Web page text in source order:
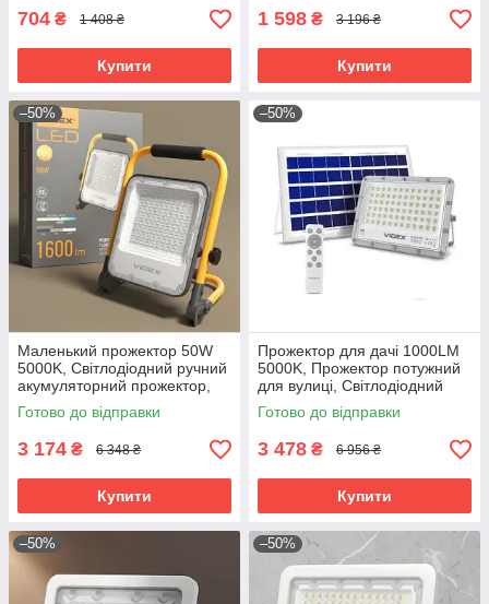
704 ₴ 1 408 ₴
Купити
1 598 ₴ 3 196 ₴
Купити
–50%
Маленький прожектор 50W
5000K, Світлодіодний ручний
акумуляторний прожектор,
Світлодіодний прожектор від
акумулятора, RYH
Готово до відправки
3 174 ₴ 6 348 ₴
Купити
–50%
Прожектор для дачі 1000LM
5000K, Прожектор потужний
для вулиці, Світлодіодний
прожектор вуличного
освітлення, RYH
Готово до відправки
3 478 ₴ 6 956 ₴
Купити
–50% –50%